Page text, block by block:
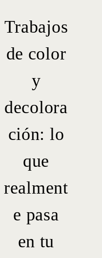
Trabajos
de color
y
decolora
ción: lo
que
realment
e pasa
en tu